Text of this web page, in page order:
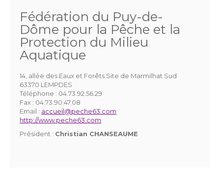
Fédération du Puy-de-
Dôme pour la Pêche et la
Protection du Milieu
Aquatique
14, allée des Eaux et Forêts Site de Marmilhat Sud
63370 LEMPDES
Téléphone : 04.73.92.56.29
Fax : 04.73.90.47.08
Email : accueil@peche63.com
http://www.peche63.com
Président : Christian CHANSEAUME